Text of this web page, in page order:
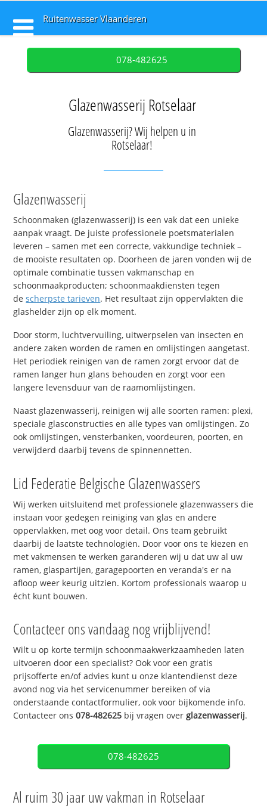
Ruitenwasser Vlaanderen
078-482625
Glazenwasserij Rotselaar
Glazenwasserij? Wij helpen u in
Rotselaar!
Glazenwasserij
Schoonmaken (glazenwasserij) is een vak dat een unieke
aanpak vraagt. De juiste professionele poetsmaterialen
leveren – samen met een correcte, vakkundige techniek –
de mooiste resultaten op. Doorheen de jaren vonden wij de
optimale combinatie tussen vakmanschap en
schoonmaakproducten; schoonmaakdiensten tegen
descherpste tarieven. Het resultaat zijn oppervlakten die
glashelder zijn op elk moment.
Door storm, luchtvervuiling, uitwerpselen van insecten en
andere zaken worden de ramen en omlijstingen aangetast.
Het periodiek reinigen van de ramen zorgt ervoor dat de
ramen langer hun glans behouden en zorgt voor een
langere levensduur van de raamomlijstingen.
Naast glazenwasserij, reinigen wij alle soorten ramen: plexi,
speciale glasconstructies en alle types van omlijstingen. Zo
ook omlijstingen, vensterbanken, voordeuren, poorten, en
verwijderd daarbij tevens de spinnennetten.
Lid Federatie Belgische Glazenwassers
Wij werken uitsluitend met professionele glazenwassers die
instaan voor gedegen reiniging van glas en andere
oppervlakken, met oog voor detail. Ons team gebruikt
daarbij de laatste technologiën. Door voor ons te kiezen en
met vakmensen te werken garanderen wij u dat uw al uw
ramen, glaspartijen, garagepoorten en veranda's er na
afloop weer keurig uitzien. Kortom professionals waarop u
écht kunt bouwen.
Contacteer ons vandaag nog vrijblijvend!
Wilt u op korte termijn schoonmaakwerkzaamheden laten
uitvoeren door een specialist? Ook voor een gratis
prijsofferte en/of advies kunt u onze klantendienst deze
avond nog via het servicenummer bereiken of via
onderstaande contactformulier, ook voor bijkomende info.
Contacteer ons078-482625 bij vragen overglazenwasserij.
078-482625
Al ruim 30 jaar uw vakman in Rotselaar